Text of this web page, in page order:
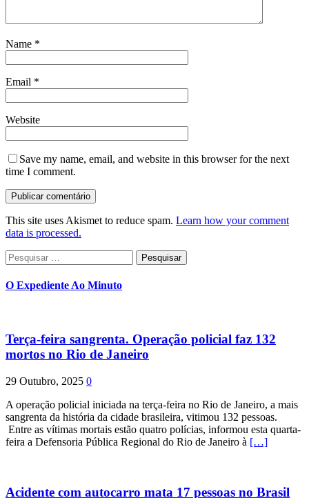
Name *
Email *
Website
Save my name, email, and website in this browser for the next
time I comment.
This site uses Akismet to reduce spam. Learn how your comment
data is processed.
Pesquisar
por:
O Expediente Ao Minuto
Terça-feira sangrenta. Operação policial faz 132
mortos no Rio de Janeiro
29 Outubro, 2025 0
A operação policial iniciada na terça-feira no Rio de Janeiro, a mais
sangrenta da história da cidade brasileira, vitimou 132 pessoas.
Entre as vítimas mortais estão quatro polícias, informou esta quarta-
feira a Defensoria Pública Regional do Rio de Janeiro à […]
Acidente com autocarro mata 17 pessoas no Brasil